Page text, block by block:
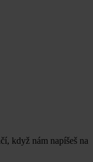
když nám napíšeš na